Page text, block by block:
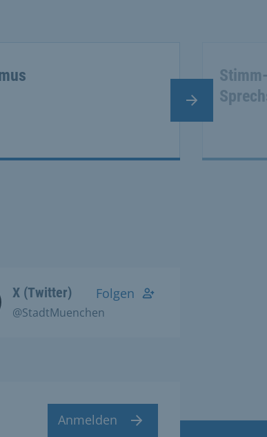
Nächster Slide
X (Twitter)
@StadtMuenchen
Folgen
Anmelden